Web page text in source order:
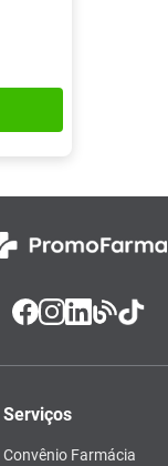
Serviços
Convênio Farmácia